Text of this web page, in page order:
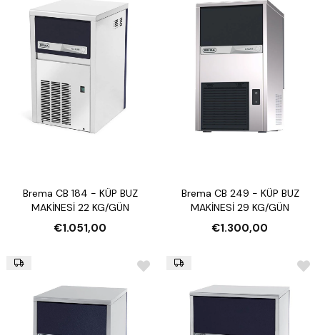
üretebilen makineler geliştirmiştir. Bu makineler genel olarak şu şekilde
sınıflandırılır:
1. Küp Buz Makineleri
Küp buz, restoranlar, barlar ve kafeler gibi işletmelerin en çok tercih
ettiği buz türlerinden biridir. Şeffaf, sert ve estetik açıdan hoş bir
görünüme sahip olan küp buzlar, içecek sunumlarında sıklıkla kullanılır.
Brema’nın küp buz makineleri hem hızlı üretim hem de enerji verimliliği
ile dikkat çeker.
2. Pul Buz Makineleri
3. Granül Buz Makineleri
Bu tip buz makineleri daha çok medikal alanlarda, et ve sebze işleme
tesislerinde tercih edilir. Granül buz; pul buzdan daha ince, ama daha
minimuma indirir.
Yüksek üretim kapasitesine ihtiyaç duyan oteller, büyük restoranlar ve
gıda üretim tesisleri için modüler sistemler en iyi tercihtir. Bu
sistemlerde üretim ünitesi ile depolama tankı ayrı olarak çalışır, bu da
Brema CB 184 - KÜP BUZ
MAKİNESİ 22 KG/GÜN
€1.051,00
Brema CB 249 - KÜP BUZ
MAKİNESİ 29 KG/GÜN
€1.300,00